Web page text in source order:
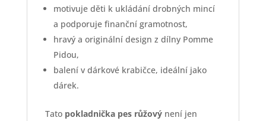
motivuje děti k ukládání drobných mincí
a podporuje finanční gramotnost,
hravý a originální design z dílny Pomme
Pidou,
balení v dárkové krabičce, ideální jako
dárek.
Tato pokladnička pes růžovýnení jen